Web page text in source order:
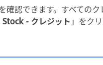
確認できます。すべての
- クレジット 」をク